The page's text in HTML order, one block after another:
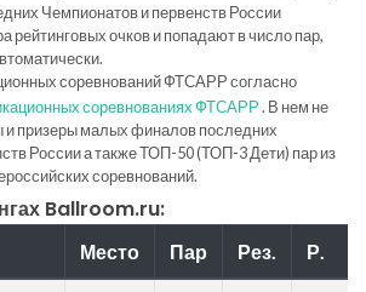
Чемпионатов и первенств России
рейтинговых очков и попадают в число пар,
соревнований ФТСАРР согласно
соревнованиях ФТСАРР. В нем не
призеры малых финалов последних
России а также ТОП-50 (ТОП-3 Дети) пар из
соревнований.
Ballroom.ru:
Место Пар Рез. Р.